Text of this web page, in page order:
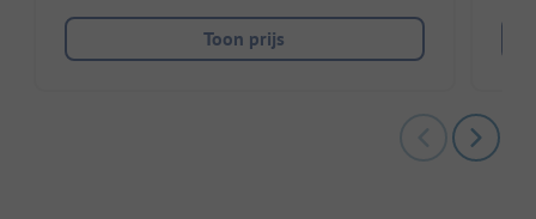
Toon prijs